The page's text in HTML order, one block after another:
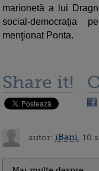
marionetă a lui
social-democraţia
menţionat Ponta.
Share it!
autor: iBani , 10